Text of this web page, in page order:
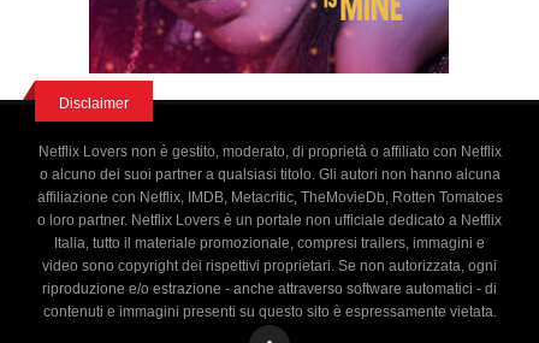
Disclaimer
Netflix Lovers non è gestito, moderato, di proprietà o affiliato con Netflix
o alcuno dei suoi partner a qualsiasi titolo. Gli autori non hanno alcuna
affiliazione con Netflix, IMDB, Metacritic, TheMovieDb, Rotten Tomatoes
o loro partner. Netflix Lovers è un portale non ufficiale dedicato a Netflix
Italia, tutto il materiale promozionale, compresi trailers, immagini e
video sono copyright dei rispettivi proprietari. Se non autorizzata, ogni
riproduzione e/o estrazione - anche attraverso software automatici - di
contenuti e immagini presenti su questo sito è espressamente vietata.